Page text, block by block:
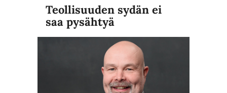
Teollisuuden sydän ei
saa pysähtyä